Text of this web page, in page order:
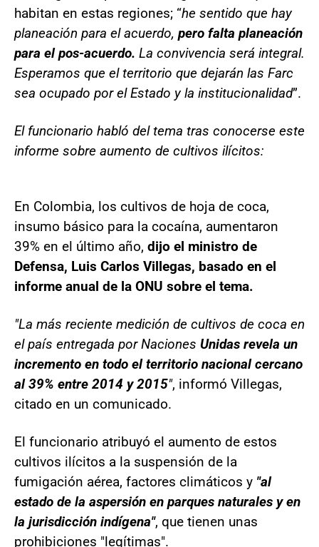
habitan en estas regiones; “he sentido que hay
planeación para el acuerdo, pero falta planeación
para el pos-acuerdo. La convivencia será integral.
Esperamos que el territorio que dejarán las Farc
sea ocupado por el Estado y la institucionalidad”.
El funcionario habló del tema tras conocerse este
informe sobre aumento de cultivos ilícitos:
En Colombia, los cultivos de hoja de coca,
insumo básico para la cocaína, aumentaron
39% en el último año, dijo el ministro de
Defensa, Luis Carlos Villegas, basado en el
informe anual de la ONU sobre el tema.
"La más reciente medición de cultivos de coca en
el país entregada por Naciones Unidas revela un
incremento en todo el territorio nacional cercano
al 39% entre 2014 y 2015", informó Villegas,
citado en un comunicado.
El funcionario atribuyó el aumento de estos
cultivos ilícitos a la suspensión de la
fumigación aérea, factores climáticos y "al
estado de la aspersión en parques naturales y en
la jurisdicción indígena", que tienen unas
prohibiciones "legítimas".